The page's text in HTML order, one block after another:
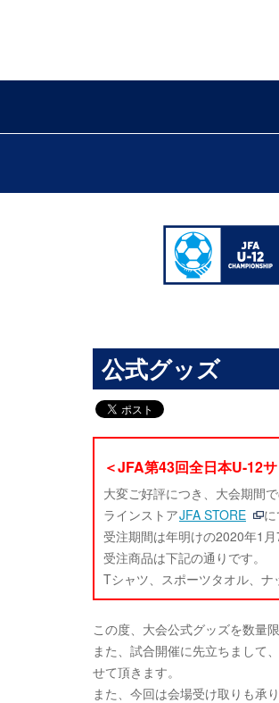
公式グッズ
＜JFA第43回全日本U-12
大変ご好評につき、大会期間
ラインストアJFA STORE
受注期間は年明けの2020年1
受注商品は下記の通りです。
Tシャツ、スポーツタオル、
この度、大会公式グッズを数量
また、試合開催に先立ちまし
せて頂きます。
また、今回は会場受け取りも承